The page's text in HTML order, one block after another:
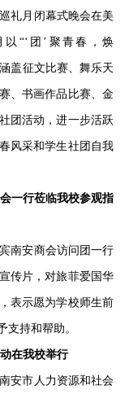
礼月闭幕式晚会在美
“‘团’聚青春，焕
盖征文比赛、舞乐天
、书画作品比赛、金
团活动，进一步活跃
风采和学生社团自我
一行莅临我校参观指
南安商会访问团一行
传片，对旅菲爱国华
表示愿为学校师生前
支持和帮助。
在我校举行
安市人力资源和社会